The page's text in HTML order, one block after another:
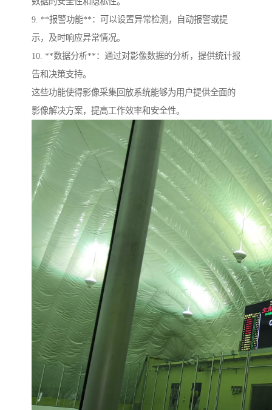
9. **报警功能**：可以设置异常检测，自动报警或提
示，及时响应异常情况。
10. **数据分析**：通过对影像数据的分析，提供统计报
告和决策支持。
这些功能使得影像采集回放系统能够为用户提供全面的
影像解决方案，提高工作效率和安全性。